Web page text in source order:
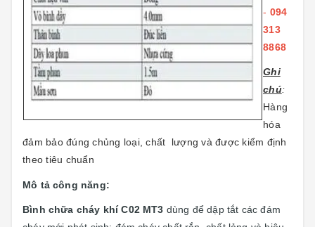
- 094
313
8868
Ghi
chú:
Hàng
hóa
đảm bảo đúng chủng loại, chất lượng và được kiểm định
theo tiêu chuẩn
Mô tả công năng:
Bình chữa cháy khí C02 MT3 dùng để dập tắt các đám